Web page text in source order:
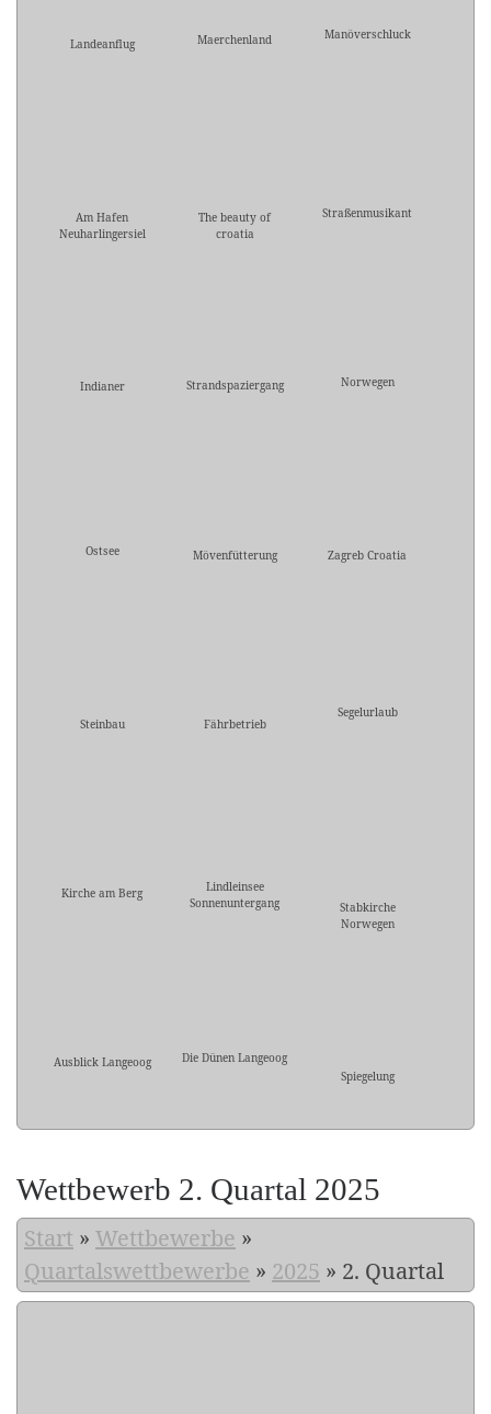
Landeanflug Maerchenland Manöverschluck
Am Hafen
Neuharlingersiel
The beauty of
croatia
Straßenmusikant
Indianer Strandspaziergang Norwegen
Ostsee Mövenfütterung Zagreb Croatia
Steinbau Fährbetrieb
Segelurlaub
Kirche am Berg
Lindleinsee
Sonnenuntergang
Stabkirche
Norwegen
Ausblick Langeoog
Die Dünen Langeoog
Spiegelung
Wettbewerb 2. Quartal 2025
Start » Wettbewerbe »
Quartalswettbewerbe » 2025 » 2. Quartal